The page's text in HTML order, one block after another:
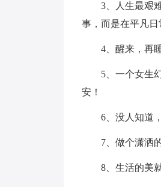
3、人生最艰
事，而是在平凡日
4、醒来，再
5、一个女生
安！
6、没人知道
7、做个潇洒
8、生活的美